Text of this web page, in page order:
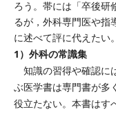
ろう。帯には「卒後研
るが，外科専門医や指
に述べて評に代えたい。
1）外科の常識集
知識の習得や確認に
ぶ医学書は専門書が多
役立たない。本書はす